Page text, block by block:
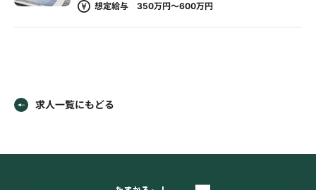
想定給与 350万円～600万円
求人一覧にもどる